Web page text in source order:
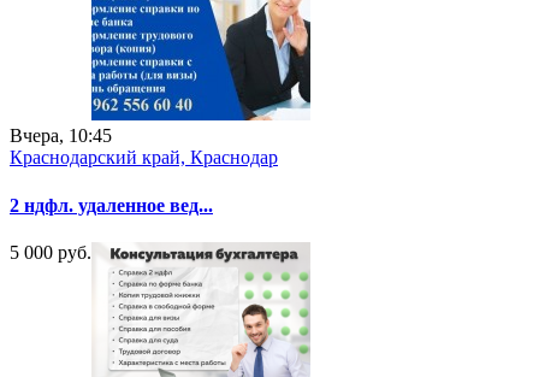
Вчера, 10:45
Краснодарский край, Краснодар
2 ндфл. удаленное вед...
5 000 руб.